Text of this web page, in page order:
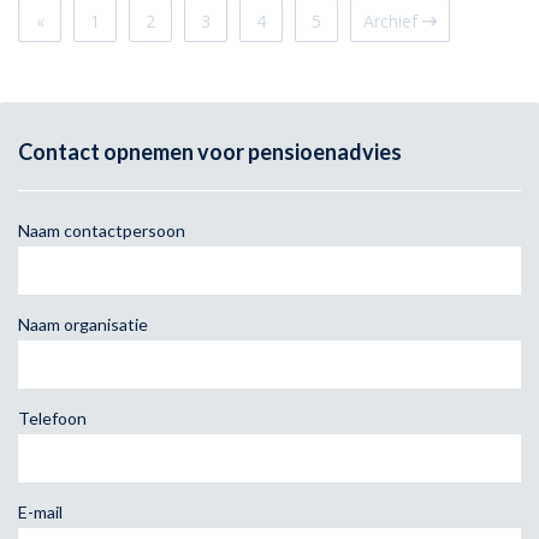
« 1 2 3 4 5 Archief
Contact opnemen voor pensioenadvies
Naam contactpersoon
Naam organisatie
Telefoon
E-mail